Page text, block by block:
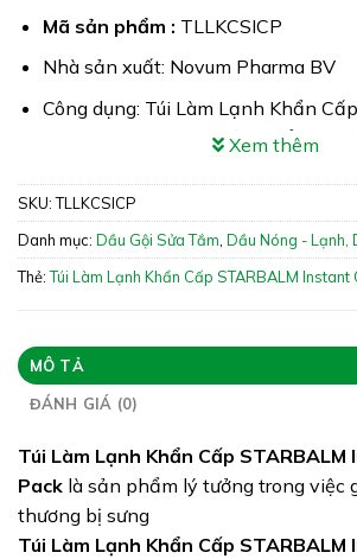
Mã sản phẩm : TLLKCSICP
Nhà sản xuất: Novum Pharma BV
Công dụng: Túi Làm Lạnh Khẩn
Instant Cold Pack là sản phẩm lý
Xuất xứ: Hà Lan
Giấy phép: NA
Quy cách: Hộp 2 gói
Xem thêm
SKU:TLLKCSICP
Danh mục: Dầu Gội Sửa Tắm, Dầu Nóng - Lạnh,
Thẻ:Túi Làm Lạnh Khẩn Cấp STARBALM Instant
MÔ TẢ
ĐÁNH GIÁ (0)
Túi Làm Lạnh Khẩn Cấp
Pack là sản phẩm lý tưởng trong việc
thương bị sưng
Túi Làm Lạnh Khẩn Cấp